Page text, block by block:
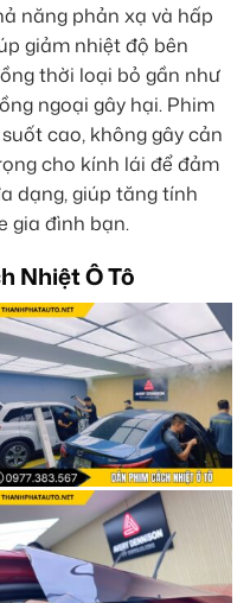
năng phản xạ và hấp
giảm nhiệt độ bên
thời loại bỏ gần như
ngoại gây hại. Phim
cao, không gây cản
cho kính lái để đảm
dạng, giúp tăng tính
gia đình bạn.
Nhiệt Ô Tô